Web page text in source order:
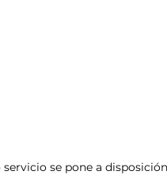
servicio se pone a